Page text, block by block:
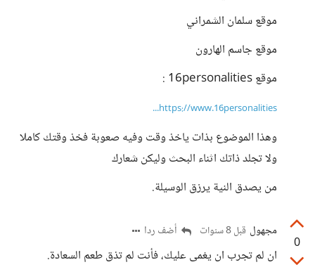
موقع سلمان الشمراني
موقع جاسم الهارون
موقع 16personalities :
https://www.16personalities...
وهذا الموضوع بذات ياخذ وقت وفيه صعوبة فخذ وقتك كاملا
ولا تجلد ذاتك اثناء البحث وليكن شعارك
من يصدق النية يرزق الوسيلة.
0
مجهول قبل 8 سنوات أضف ردا
ان لم تجرب ان يغمى عليك، فأنت لم تذق طعم السعادة.